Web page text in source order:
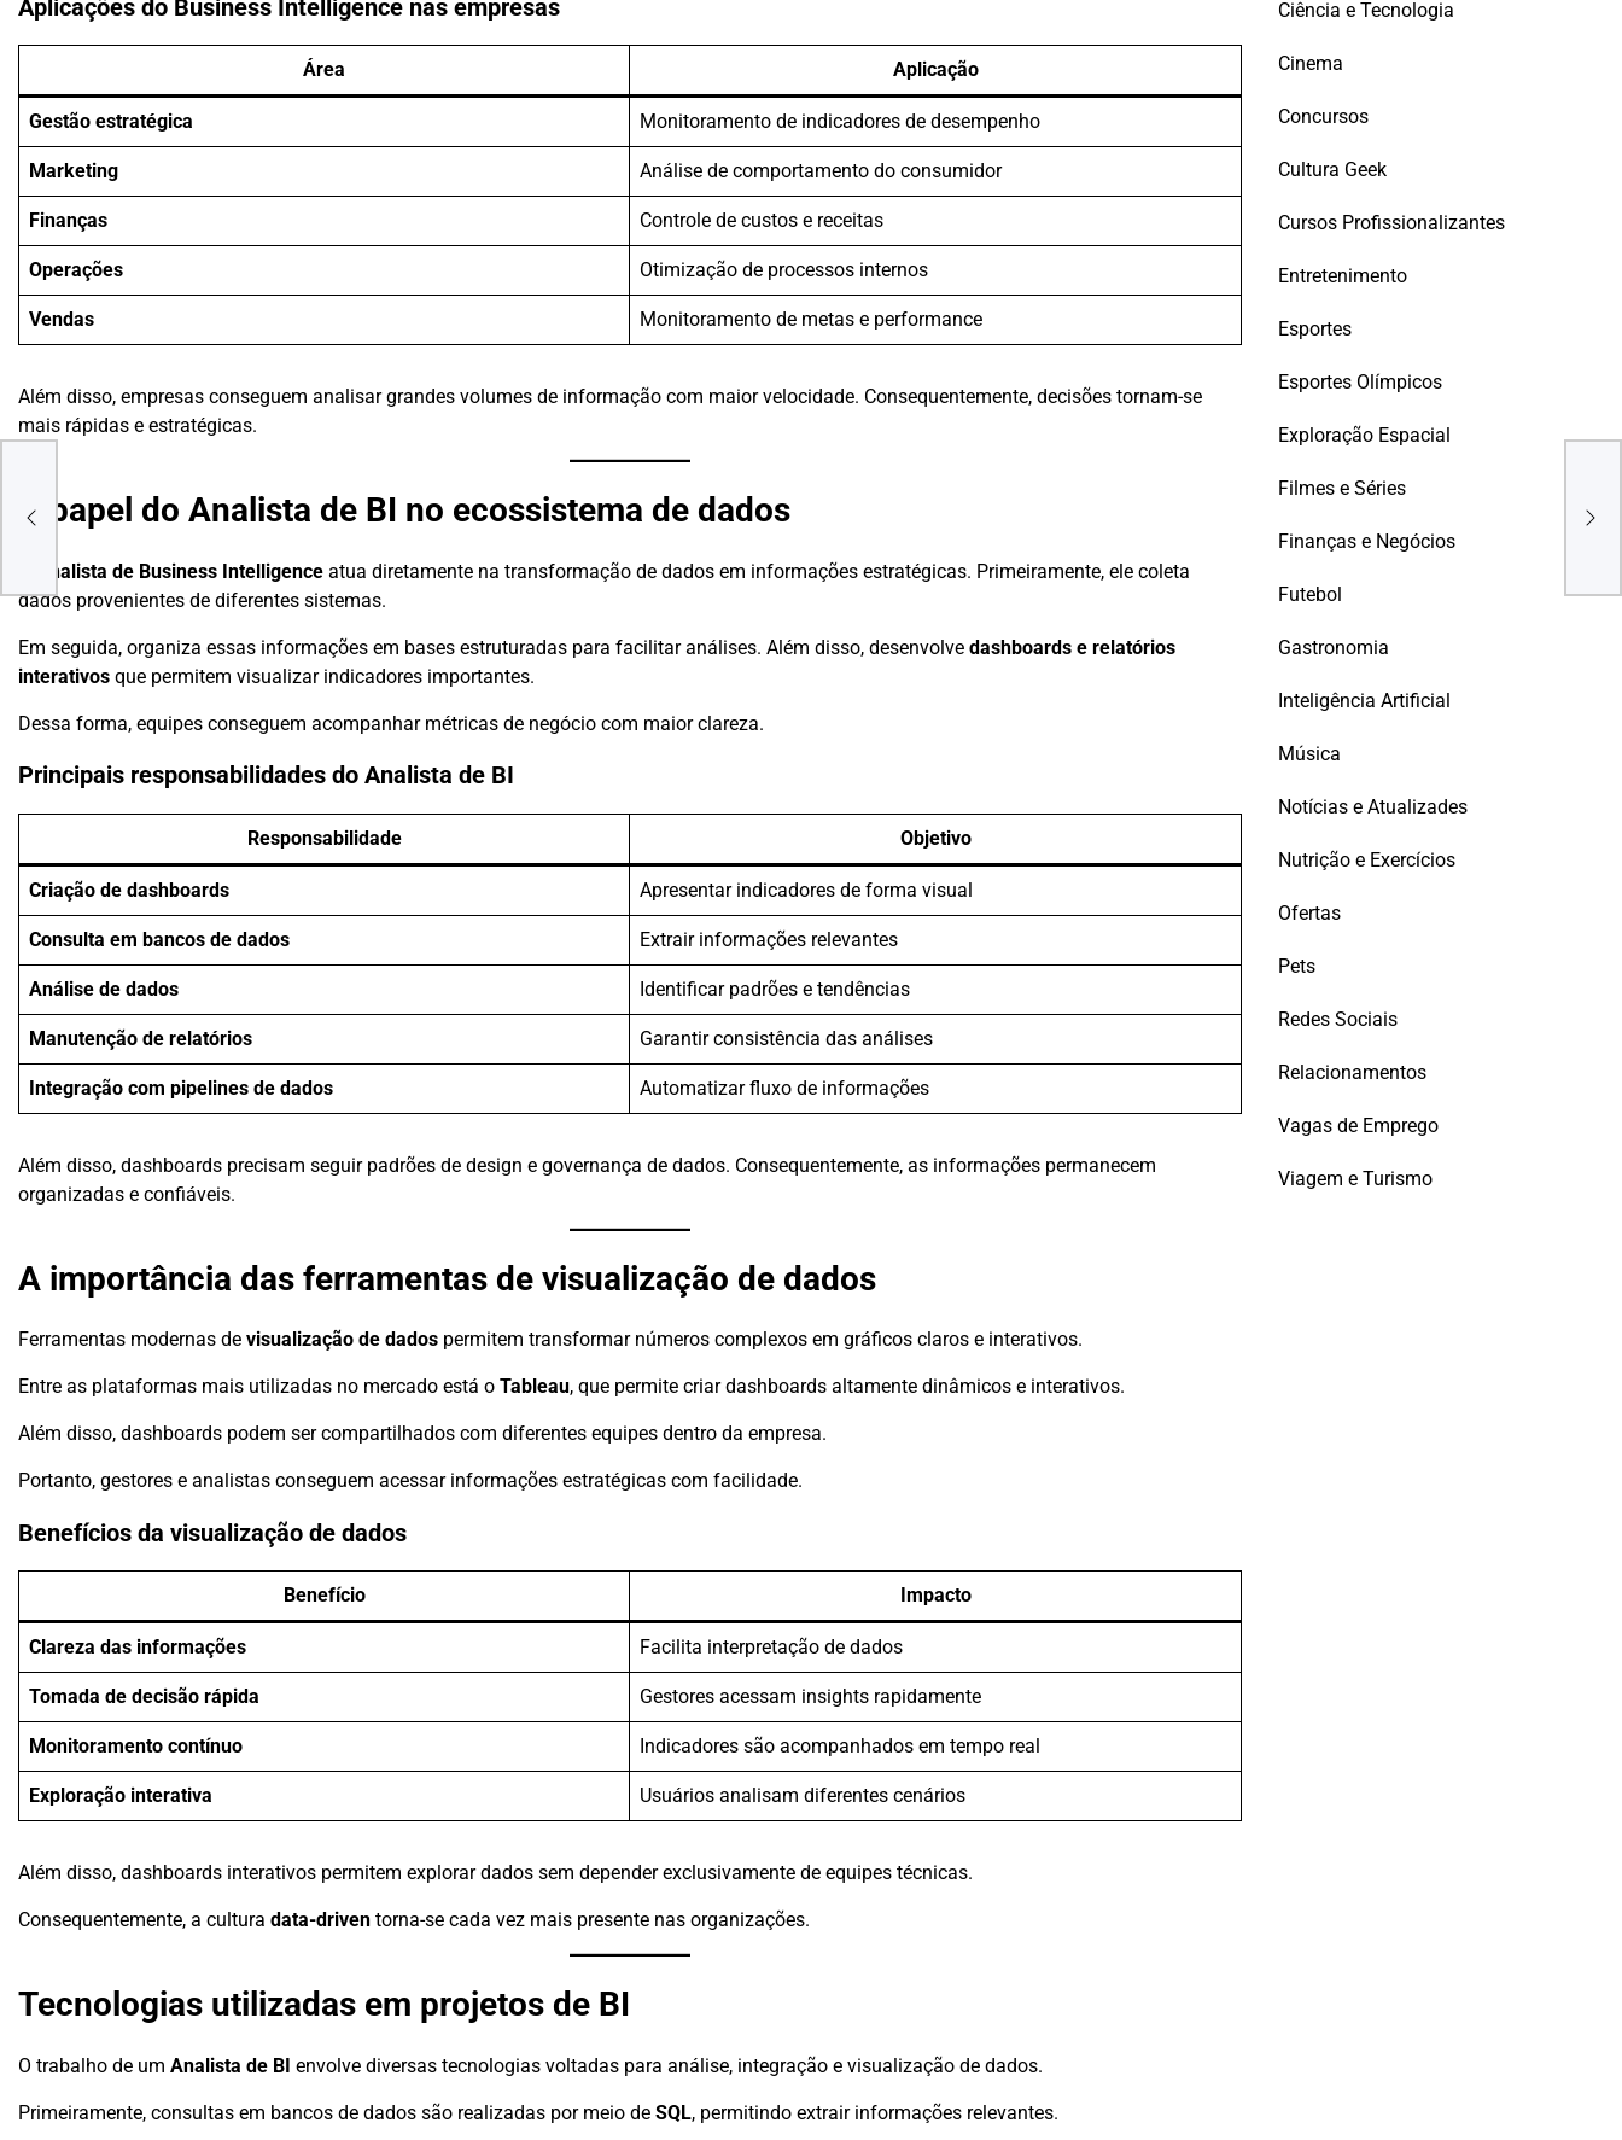
Aplicações do Business Intelligence nas empresas
Área Aplicação
Gestão estratégica Monitoramento de indicadores de desempenho
Marketing Análise de comportamento do consumidor
Finanças Controle de custos e receitas
Operações Otimização de processos internos
Vendas Monitoramento de metas e performance
Além disso, empresas conseguem analisar grandes volumes de informação com maior velocidade. Consequentemente, decisões tornam-se
mais rápidas e estratégicas.
O papel do Analista de BI no ecossistema de dados
Analista de Business Intelligence atua diretamente na transformação de dados em informações estratégicas. Primeiramente, ele coleta
dados provenientes de diferentes sistemas.
Em seguida, organiza essas informações em bases estruturadas para facilitar análises. Além disso, desenvolve dashboards e relatórios
interativos que permitem visualizar indicadores importantes.
Dessa forma, equipes conseguem acompanhar métricas de negócio com maior clareza.
Principais responsabilidades do Analista de BI
Responsabilidade Objetivo
Criação de dashboards Apresentar indicadores de forma visual
Consulta em bancos de dados Extrair informações relevantes
Análise de dados Identificar padrões e tendências
Manutenção de relatórios Garantir consistência das análises
Integração com pipelines de dados Automatizar fluxo de informações
Além disso, dashboards precisam seguir padrões de design e governança de dados. Consequentemente, as informações permanecem
organizadas e confiáveis.
A importância das ferramentas de visualização de dados
Ferramentas modernas de visualização de dados permitem transformar números complexos em gráficos claros e interativos.
Entre as plataformas mais utilizadas no mercado está o Tableau, que permite criar dashboards altamente dinâmicos e interativos.
Além disso, dashboards podem ser compartilhados com diferentes equipes dentro da empresa.
Portanto, gestores e analistas conseguem acessar informações estratégicas com facilidade.
Benefícios da visualização de dados
Benefício Impacto
Clareza das informações Facilita interpretação de dados
Tomada de decisão rápida Gestores acessam insights rapidamente
Monitoramento contínuo Indicadores são acompanhados em tempo real
Exploração interativa Usuários analisam diferentes cenários
Além disso, dashboards interativos permitem explorar dados sem depender exclusivamente de equipes técnicas.
Consequentemente, a cultura data-driven torna-se cada vez mais presente nas organizações.
Tecnologias utilizadas em projetos de BI
O trabalho de um Analista de BI envolve diversas tecnologias voltadas para análise, integração e visualização de dados.
Primeiramente, consultas em bancos de dados são realizadas por meio de SQL, permitindo extrair informações relevantes.
Ciência e Tecnologia
Cinema
Concursos
Cultura Geek
Cursos Profissionalizantes
Entretenimento
Esportes
Esportes Olímpicos
Exploração Espacial
Filmes e Séries
Finanças e Negócios
Futebol
Gastronomia
Inteligência Artificial
Música
Notícias e Atualizades
Nutrição e Exercícios
Ofertas
Pets
Redes Sociais
Relacionamentos
Vagas de Emprego
Viagem e Turismo